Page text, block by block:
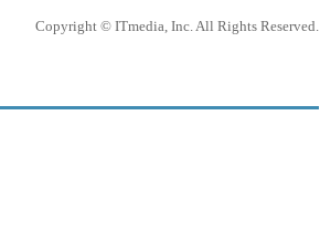
Copyright © ITmedia, Inc. All Rights Reserved.